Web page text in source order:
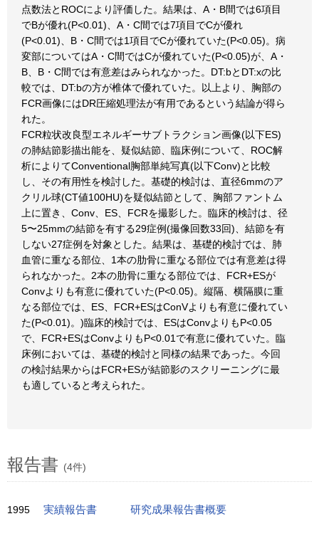
点数法とROCにより評価した。結果は、A・B間では6項目
でBが優れ(P<0.01)、A・C間では7項目でCが優れ
(P<0.01)、B・C間では1項目でCが優れていた(P<0.05)。病
変部についてはA・C間ではCが優れていた(P<0.05)が、A・
B、B・C間では有意差はみられなかった。DT:bとDT:xの比
較では、DT:bの方が椎体で優れていた。以上より、胸部の
FCR画像にはDR圧縮処理法が有用であるという結論が得ら
れた。
FCR粒状改良型エネルギーサブトラクション画像(以下ES)
の肺結節影描出能を、疑似結節、臨床例について、ROC解
析によりてConventional胸部単純写真(以下Conv)と比較
し、その有用性を検討した。基礎的検討は、直径6mmのア
クリル球(CT値100HU)を疑似結節として、胸部ファントム
上に置き、Conv、ES、FCRを撮影した。臨床的検討は、径
5〜25mmの結節を有する29症例(撮像回数33回)、結節を有
しない27症例を対象とした。結果は、基礎的検討では、肺
血管に重なる部位、1本の肋骨に重なる部位では有意差は得
られなかった。2本の肋骨に重なる部位では、FCR+ESが
Convよりも有意に優れていた(P<0.05)。縦隔、横隔膜に重
なる部位では、ES、FCR+ESはConVよりも有意に優れてい
た(P<0.01)。)臨床的検討では、ESはConvよりもP<0.05
で、FCR+ESはConvよりもP<0.01で有意に優れていた。臨
床例においては、基礎的検討と同様の結果であった。今回
の検討結果からはFCR+ESが結節影のスクリーニングに最
も適していると考えられた。
報告書 (4件)
1995 実績報告書 研究成果報告書概要